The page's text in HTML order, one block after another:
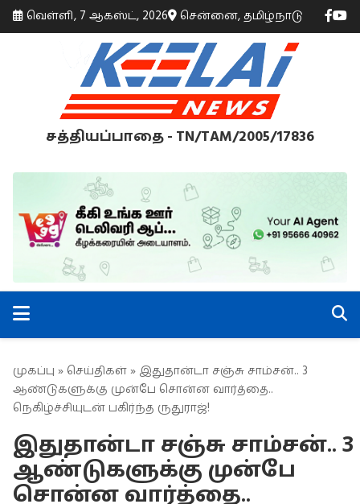
வெள்ளி, 7 ஆகஸ்ட், 2026 சென்னை, தமிழ்நாடு
சத்தியப்பாதை - TN/TAM/2005/17836
முகப்பு » செய்திகள் » இதுதான்டா சஞ்சு சாம்சன்.. 3
ஆண்டுகளுக்கு முன்பே சொன்ன வார்த்தை..
நெகிழ்ச்சியுடன் பகிர்ந்த ருதுராஜ்!
இதுதான்டா சஞ்சு சாம்சன்.. 3
ஆண்டுகளுக்கு முன்பே
சொன்ன வார்த்தை..